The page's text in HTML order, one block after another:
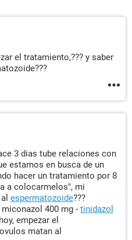
el tratamiento,??? y saber
3 dias tube relaciones con
estamos en busca de un
hacer un tratamiento por 8
a colocarmelos", mi
espermatozoide???
400 mg - tinidazol
empezar el
matan al